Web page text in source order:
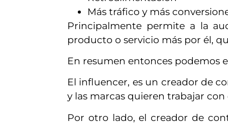
Más tráfico y más
Principalmente permite a la
producto o servicio más por él,
En resumen entonces podemos
El influencer, es un creador de
y las marcas quieren trabajar
Por otro lado, el creador de